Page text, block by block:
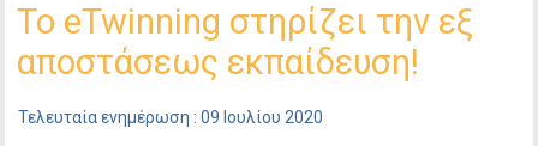
Το eTwinning στηρίζει την εξ
αποστάσεως εκπαίδευση!
Τελευταία ενημέρωση : 09 Ιουλίου 2020